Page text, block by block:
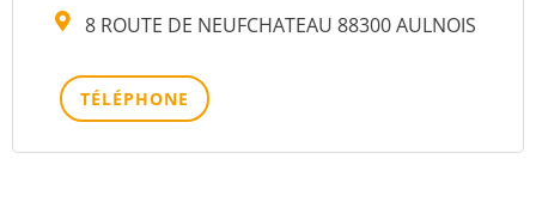
8 ROUTE DE NEUFCHATEAU 88300 AULNOIS
TÉLÉPHONE